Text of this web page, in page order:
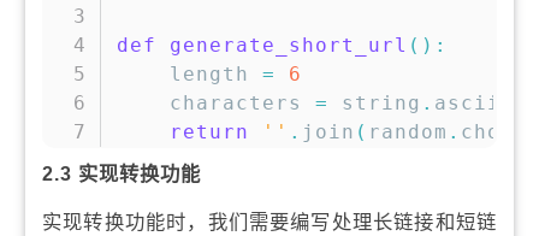
def generate_short_url ( ) :
    length
=
6
    characters
= string .
return
'' . join ( random .
2.3 实现转换功能
实现转换功能时，我们需要编写处理长链接和短链